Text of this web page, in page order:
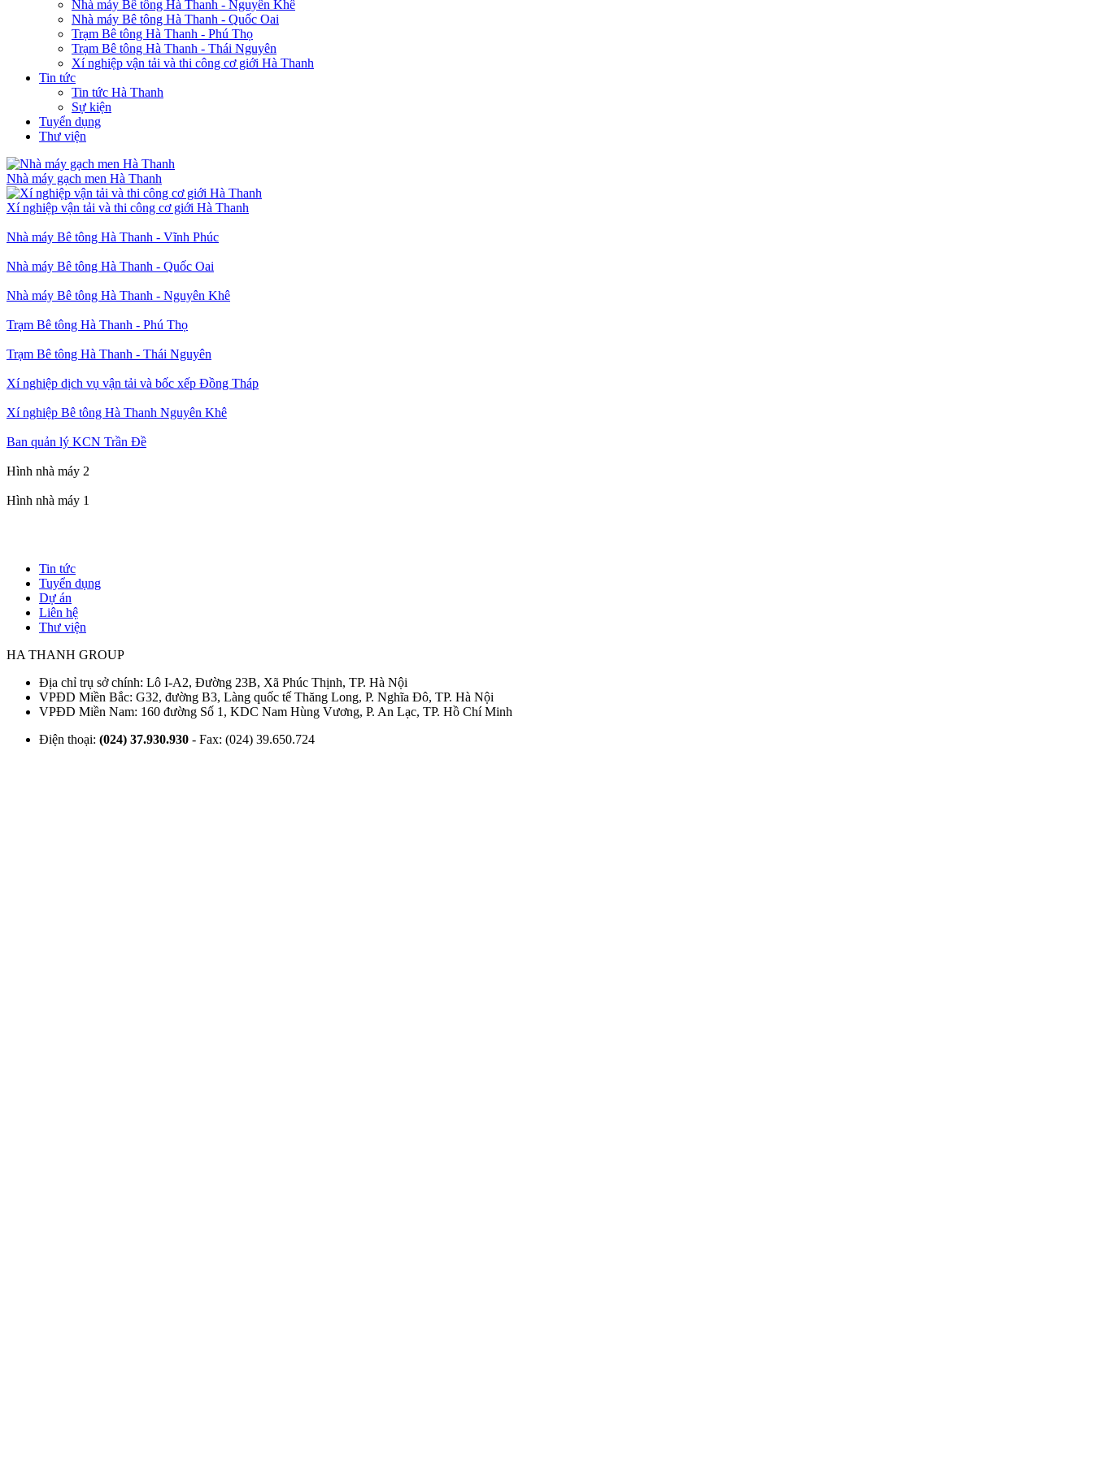
Nhà máy Bê tông Hà Thanh - Nguyên Khê
Nhà máy Bê tông Hà Thanh - Quốc Oai
Trạm Bê tông Hà Thanh - Phú Thọ
Trạm Bê tông Hà Thanh - Thái Nguyên
Xí nghiệp vận tải và thi công cơ giới Hà Thanh
Tin tức
Tin tức Hà Thanh
Sự kiện
Tuyển dụng
Thư viện
Nhà máy gạch men Hà Thanh
Xí nghiệp vận tải và thi công cơ giới Hà Thanh
Nhà máy Bê tông Hà Thanh - Vĩnh Phúc
Nhà máy Bê tông Hà Thanh - Quốc Oai
Nhà máy Bê tông Hà Thanh - Nguyên Khê
Trạm Bê tông Hà Thanh - Phú Thọ
Trạm Bê tông Hà Thanh - Thái Nguyên
Xí nghiệp dịch vụ vận tải và bốc xếp Đồng Tháp
Xí nghiệp Bê tông Hà Thanh Nguyên Khê
Ban quản lý KCN Trần Đề
Hình nhà máy 2
Hình nhà máy 1
Footer
Tin tức
Tuyển dụng
Dự án
Liên hệ
Thư viện
HA THANH GROUP
Địa chỉ trụ sở chính: Lô I-A2, Đường 23B, Xã Phúc Thịnh, TP. Hà Nội
VPĐD Miền Bắc: G32, đường B3, Làng quốc tế Thăng Long, P. Nghĩa Đô, TP. Hà Nội
VPĐD Miền Nam: 160 đường Số 1, KDC Nam Hùng Vương, P. An Lạc, TP. Hồ Chí Minh
Điện thoại: (024) 37.930.930 - Fax: (024) 39.650.724